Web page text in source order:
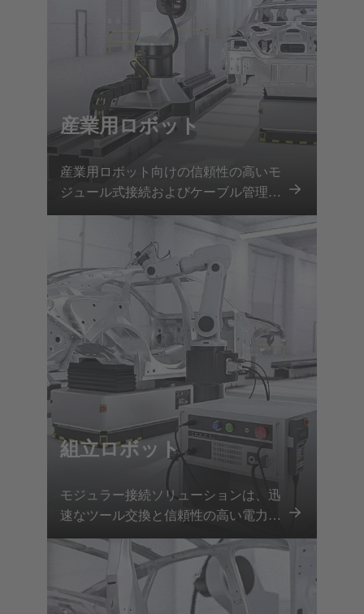
産業用ロボット
産業用ロボット向けの信頼性の高いモ
ジュール式接続およびケーブル管理ソ
リューションにより、安全な電力およ
びデータ伝送、迅速なツール交換、ダ
ウンタイムの最小化を実現します。
組立ロボット
モジュラー接続ソリューションは、迅
速なツール交換と信頼性の高い電力お
よび信号伝送により、組立ロボットの
正確で柔軟なパフォーマンスを実現し